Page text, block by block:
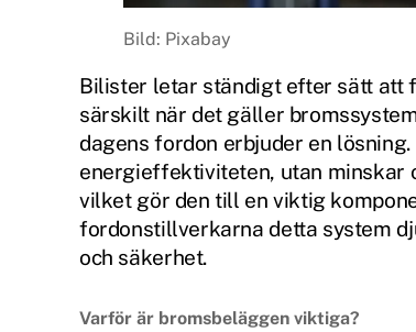
Bild: Pixabay
Bilister letar ständigt efter sätt att
särskilt när det gäller
dagens fordon erbjuder en
energieffektiviteten, utan minskar
vilket gör den till en viktig
fordonstillverkarna detta system
och säkerhet.
Varför är bromsbeläggen viktiga?